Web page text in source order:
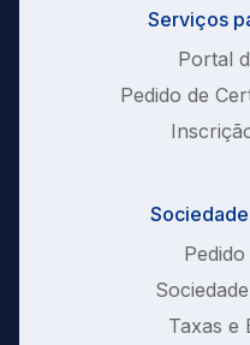
Serviços
Portal
Pedido de
Taxas e